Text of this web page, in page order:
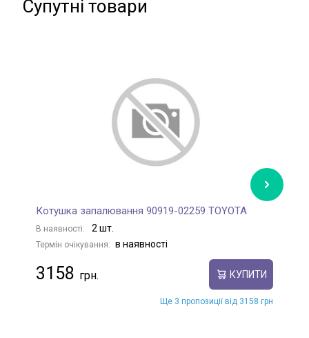
Супутні товари
Котушка запалювання 90919-02259 TOYOTA
В наявності: 2 шт.
Термін очікування: в наявності
3158 КУПИТИ
Ще 3 пропозиції від 3158 грн